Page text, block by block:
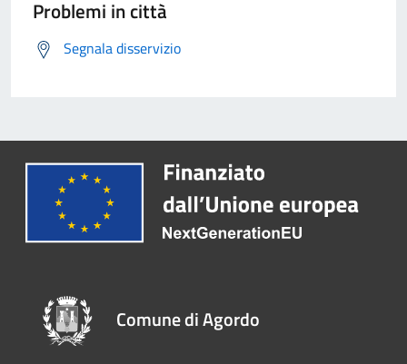
Problemi in città
Segnala disservizio
Comune di Agordo